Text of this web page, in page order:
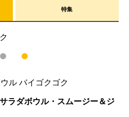
特集
1 2
ラダボウル・スムージー＆ジ